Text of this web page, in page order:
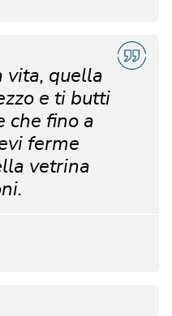
vita, quella
e ti butti
che fino a
ferme
vetrina